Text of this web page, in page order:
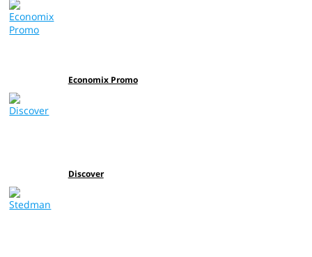
Economix Promo
Discover